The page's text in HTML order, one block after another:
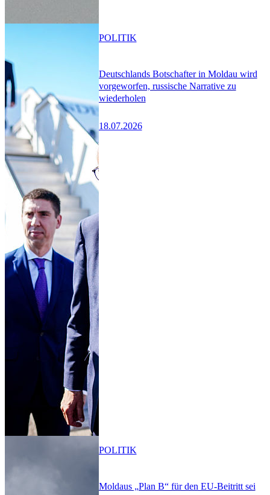
Deutschlands Botschafter in Moldau wird
vorgeworfen, russische Narrative zu
wiederholen
18.07.2026
POLITIK
Moldaus „Plan B“ für den EU-Beitritt sei
POLITIK